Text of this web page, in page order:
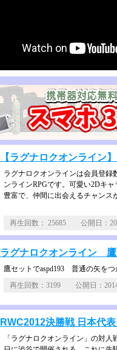
【ラグナロクオンライ
ラグナロクオンラインは会員登録
ンラインRPGです。可愛い2Dキ
豊富で、仲間に出会えるチャンス
再生回数： 25685 公開日：
ラグナロクオンライン
鷹セットでaspd193 普通の矢をつ
再生回数：3199 公開日：
RWC2012決勝戦 日本代
「ラグナロクオンライン」の対人